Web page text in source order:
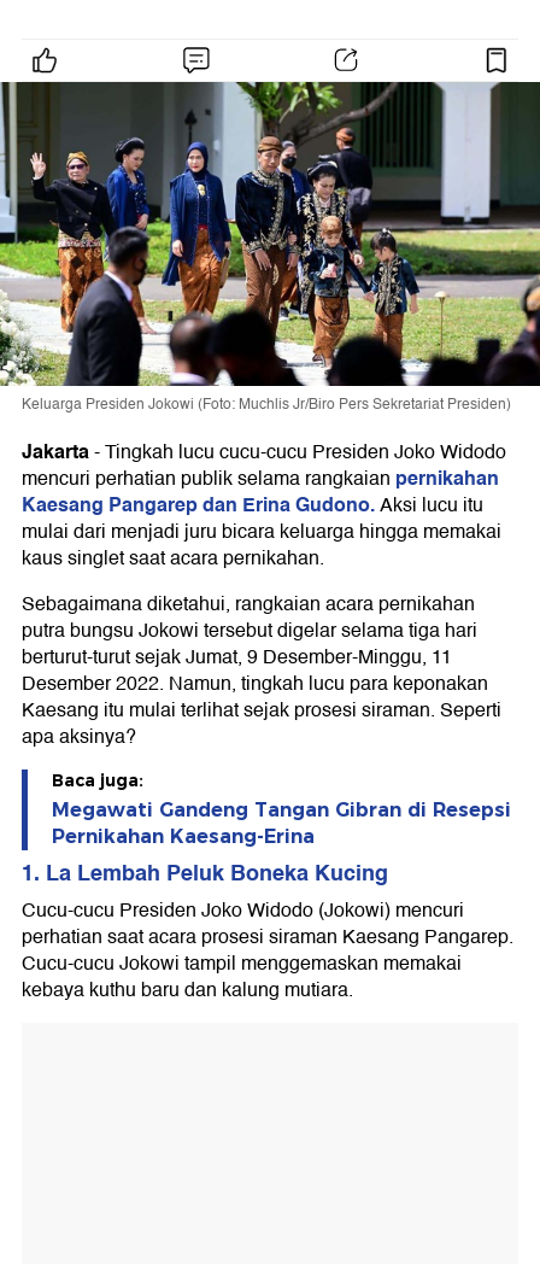
Keluarga Presiden Jokowi (Foto: Muchlis Jr/Biro Pers Sekretariat Presiden)
Jakarta-Tingkah lucu cucu-cucu Presiden Joko Widodo
mencuri perhatian publik selama rangkaian pernikahan
Kaesang Pangarep dan Erina Gudono.Aksi lucu itu
mulai dari menjadi juru bicara keluarga hingga memakai
kaus singlet saat acara pernikahan.
Sebagaimana diketahui, rangkaian acara pernikahan
putra bungsu Jokowi tersebut digelar selama tiga hari
berturut-turut sejak Jumat, 9 Desember-Minggu, 11
Desember 2022. Namun, tingkah lucu para keponakan
Kaesang itu mulai terlihat sejak prosesi siraman. Seperti
apa aksinya?
Baca juga:
Megawati Gandeng Tangan Gibran di Resepsi
Pernikahan Kaesang-Erina
1. La Lembah Peluk Boneka Kucing
Cucu-cucu Presiden Joko Widodo (Jokowi) mencuri
perhatian saat acara prosesi siraman Kaesang Pangarep.
Cucu-cucu Jokowi tampil menggemaskan memakai
kebaya kuthu baru dan kalung mutiara.